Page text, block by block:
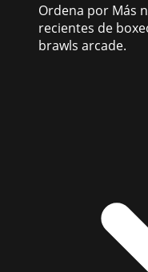
Ordena por Más
recientes de
brawls arcade.